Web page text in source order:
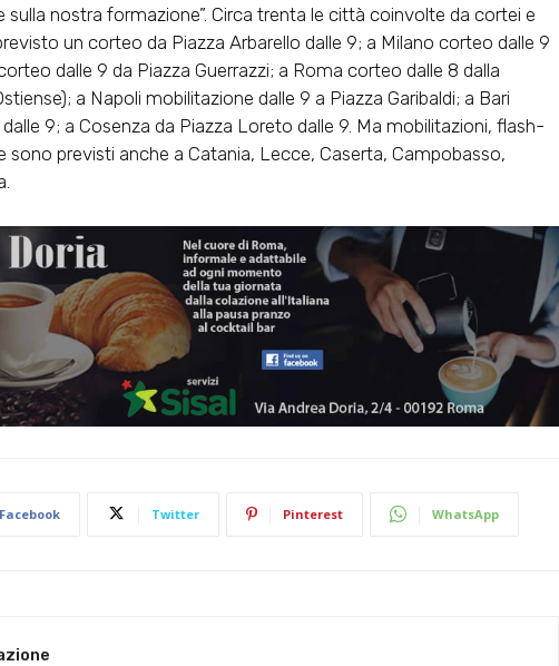
sulla nostra formazione”. Circa trenta le città coinvolte da cortei e
un corteo da Piazza Arbarello dalle 9; a Milano corteo dalle 9
dalle 9 da Piazza Guerrazzi; a Roma corteo dalle 8 dalla
a Napoli mobilitazione dalle 9 a Piazza Garibaldi; a Bari
9; a Cosenza da Piazza Loreto dalle 9. Ma mobilitazioni, flash-
previsti anche a Catania, Lecce, Caserta, Campobasso,
Facebook Twitter Pinterest WhatsApp